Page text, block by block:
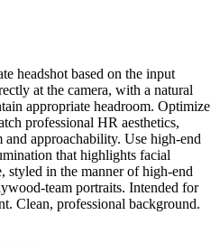
headshot based on the input
at the camera, with a natural
appropriate headroom. Optimize
professional HR aesthetics,
approachability. Use high-end
that highlights facial
styled in the manner of high-end
team portraits. Intended for
Clean, professional background.